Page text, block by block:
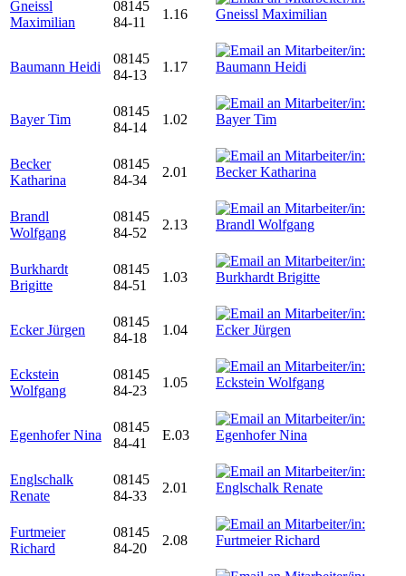
Gneissl
Maximilian
08145
84-11
1.16
Baumann Heidi
08145
84-13
1.17
Bayer Tim
08145
84-14
1.02
Becker
Katharina
08145
84-34
2.01
Brandl
Wolfgang
08145
84-52
2.13
Burkhardt
Brigitte
08145
84-51
1.03
Ecker Jürgen
08145
84-18
1.04
Eckstein
Wolfgang
08145
84-23
1.05
Egenhofer Nina
08145
84-41
E.03
Englschalk
Renate
08145
84-33
2.01
Furtmeier
Richard
08145
84-20
2.08